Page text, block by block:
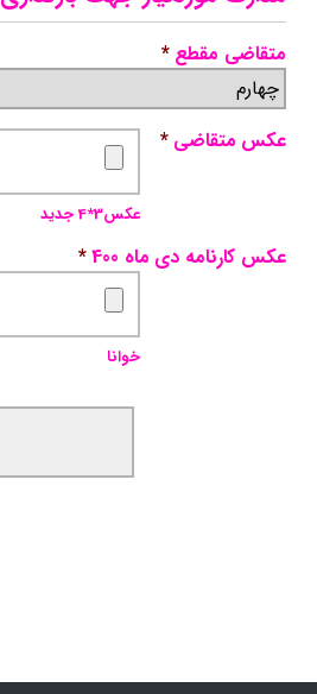
متقاضی مقطع *
عکس متقاضی *
عکس3*4 جدید
عکس کارنامه دی ماه 400 *
خوانا